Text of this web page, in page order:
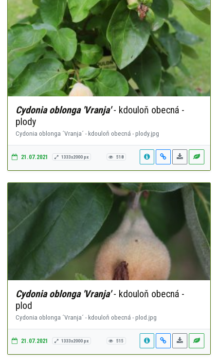
Cydonia oblonga 'Vranja'- kdouloň obecná -
plody
Cydonia oblonga ´Vranja´ - kdouloň obecná - plody.jpg
21.07.2021 1333x2000 px 518
Cydonia oblonga 'Vranja'- kdouloň obecná -
plod
Cydonia oblonga ´Vranja´ - kdouloň obecná - plod.jpg
21.07.2021 1333x2000 px 515